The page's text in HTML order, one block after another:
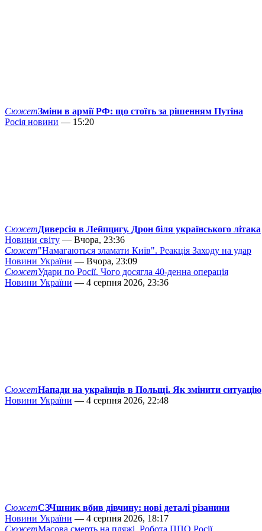
СюжетЗміни в армії РФ: що стоїть за рішенням Путіна
Росія новини — 15:20
СюжетДиверсія в Лейпцигу. Дрон біля українського літака
Новини світу — Вчора, 23:36
Сюжет"Намагаються зламати Київ". Реакція Заходу на удар
Новини України — Вчора, 23:09
СюжетУдари по Росії. Чого досягла 40-денна операція
Новини України — 4 серпня 2026, 23:36
СюжетНапади на українців в Польщі. Як змінити ситуацію
Новини України — 4 серпня 2026, 22:48
СюжетСЗЧшник вбив дівчину: нові деталі різанини
Новини України — 4 серпня 2026, 18:17